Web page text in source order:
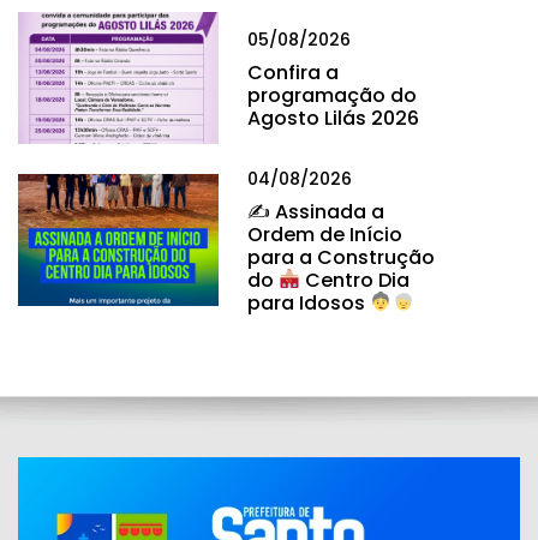
05/08/2026
Confira a
programação do
Agosto Lilás 2026
04/08/2026
✍ Assinada a
Ordem de Início
para a Construção
do
Centro Dia
para Idosos